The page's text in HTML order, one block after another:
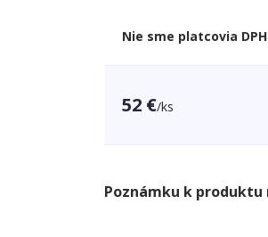
Nie sme platcovia DPH
52 €/ks